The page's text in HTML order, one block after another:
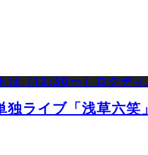
ライブ「浅草六笑」